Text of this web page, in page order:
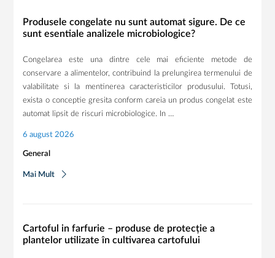
Produsele congelate nu sunt automat sigure. De ce
sunt esentiale analizele microbiologice?
Congelarea este una dintre cele mai eficiente metode de
conservare a alimentelor, contribuind la prelungirea termenului de
valabilitate si la mentinerea caracteristicilor produsului. Totusi,
exista o conceptie gresita conform careia un produs congelat este
automat lipsit de riscuri microbiologice. In …
6 august 2026
General
Mai Mult
Cartoful in farfurie – produse de protecție a
plantelor utilizate în cultivarea cartofului